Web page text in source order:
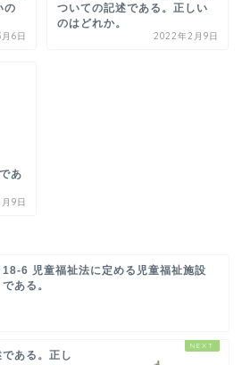
の
6日
ついての記述である。正しい
のはどれか。
2022年2月9日
あ
9日
18-6 児童福祉法に定める児童福祉施設
である。
ある。正し